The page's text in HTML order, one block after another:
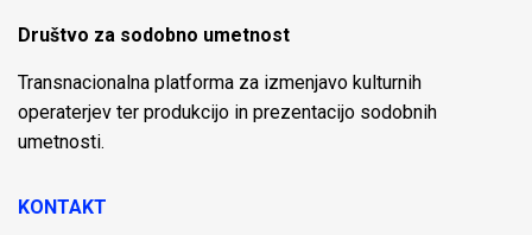
Društvo za sodobno umetnost
Transnacionalna platforma za izmenjavo kulturnih
operaterjev ter produkcijo in prezentacijo sodobnih
umetnosti.
KONTAKT